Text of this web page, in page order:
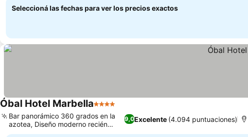
Seleccioná las fechas para ver los precios exactos
Óbal Hotel Marbella4 Estrellas
9,0Excelente (4.094 puntuaciones)
Bar panorámico 360 grados en la
azotea, Diseño moderno recién
renovado